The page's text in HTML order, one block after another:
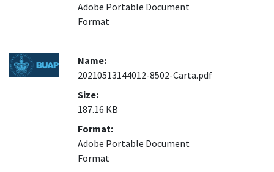
Adobe Portable Document
Format
Name:
20210513144012-8502-Carta.pdf
Size:
187.16 KB
Format:
Adobe Portable Document
Format